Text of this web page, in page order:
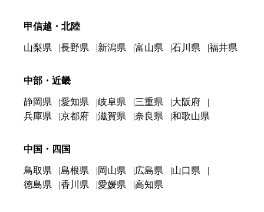
甲信越・北陸
山梨県 長野県 新潟県 富山県 石川県 福井県
中部・近畿
静岡県 愛知県 岐阜県 三重県
大阪府
兵庫県
京都府 滋賀県 奈良県 和歌山県
中国・四国
鳥取県 島根県 岡山県 広島県
山口県
徳島県
香川県 愛媛県 高知県